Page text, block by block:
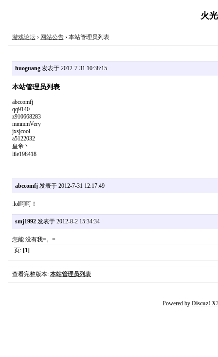
火
游戏论坛› 网站公告› 本站管理员列表
huoguang发表于 2012-7-31 10:38:15
本站管理员列表
abccomfj
qq9140
z910668283
mmmmVery
jxsjcool
a5122032
皇帝丶
lile198418
abccomfj发表于 2012-7-31 12:17:49
:lol呵呵！
smj1992发表于 2012-8-2 15:34:34
怎能 没有我=。=
页: [1]
查看完整版本: 本站管理员列表
Powered by Discuz!